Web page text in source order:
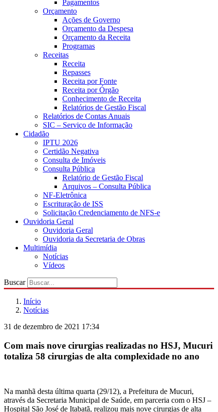
Pagamentos
Orçamento
Ações de Governo
Orçamento da Despesa
Orçamento da Receita
Programas
Receitas
Receita
Repasses
Receita por Fonte
Receita por Órgão
Conhecimento de Receita
Relatórios de Gestão Fiscal
Relatórios de Contas Anuais
SIC – Serviço de Informação
Cidadão
IPTU 2026
Certidão Negativa
Consulta de Imóveis
Consulta Pública
Relatório de Gestão Fiscal
Arquivos – Consulta Pública
NF-Eletrônica
Escrituração de ISS
Solicitação Credenciamento de NFS-e
Ouvidoria Geral
Ouvidoria Geral
Ouvidoria da Secretaria de Obras
Multimídia
Notícias
Vídeos
Buscar
Início
Notícias
31 de dezembro de 2021 17:34
Com mais nove cirurgias realizadas no HSJ, Mucuri
totaliza 58 cirurgias de alta complexidade no ano
Na manhã desta última quarta (29/12), a Prefeitura de Mucuri,
através da Secretaria Municipal de Saúde, em parceria com o HSJ –
Hospital São José de Itabatã, realizou mais nove cirurgias de alta